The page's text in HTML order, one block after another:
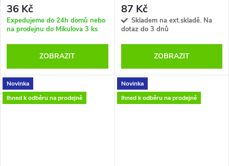
36 Kč
Expedujeme do 24h domů nebo
na prodejnu do Mikulova 3 ks
ZOBRAZIT
87 Kč
Skladem na ext.skladě. Na
dotaz do 3 dnů
ZOBRAZIT
Novinka
Ihned k odběru na prodejně
Novinka
Ihned k odběru na prodejně